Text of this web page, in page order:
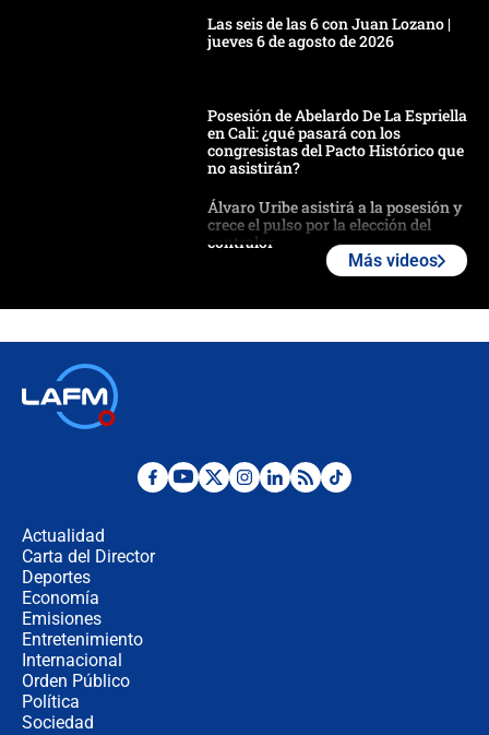
Las seis de las 6 con Juan Lozano |
jueves 6 de agosto de 2026
Posesión de Abelardo De La Espriella
en Cali: ¿qué pasará con los
congresistas del Pacto Histórico que
no asistirán?
Álvaro Uribe asistirá a la posesión y
crece el pulso por la elección del
contralor
Estratega de Abelardo de la Espriella
Más videos
Actualidad
Carta del Director
Deportes
Economía
Emisiones
Entretenimiento
Internacional
Orden Público
Política
Sociedad